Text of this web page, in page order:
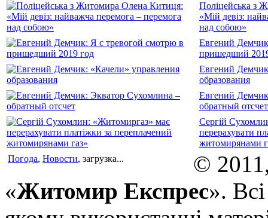
Поліцейська з
«Мій девіз:
над собою»
Евгений
пришедший
Евгений
образования
Евгений
обратный отсчет
Сергій
перерахувати
житомирянами
Погода, Новости, загрузка...
©
«Житомир Експрес».